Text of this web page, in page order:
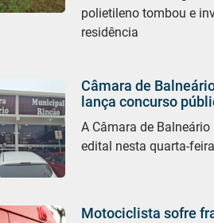
polietileno tombou e
residência
Câmara de
lança concurso
A Câmara de
edital nesta quarta-
Motociclista sofre